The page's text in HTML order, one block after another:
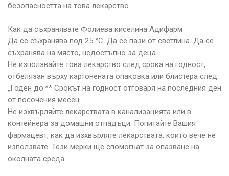
безопасността на това лекарство.
Как да съхранявате Фолиева киселина Адифарм
Да се съхранява под 25 °С. Да се пази от светлина. Да се
съхранява на място, недостъпно за деца.
Не използвайте това лекарство след срока на годност,
отбелязан върху картонената опаковка или блистера след
„Годен до:** Срокът на годност отговаря на последния ден
от посочения месец.
Не изхвърляйте лекарствата в канализацията или в
контейнера за домашни отпадъци. Попитайте Вашия
фармацевт, как да изхвърляте лекарствата, които вече не
използвате. Тези мерки ще спомогнат за опазване на
околната среда.